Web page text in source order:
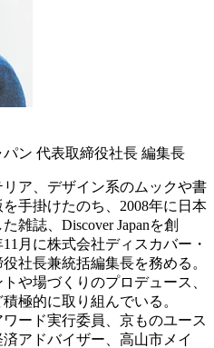
ン 代表取締役社長 編集長
ア、デザイン系のムックや書
手掛けたのち、2008年に日本
雑誌、Discover Japanを創
月に株式会社ディスカバー・
社長兼統括編集長を務める。
や場づくりのプロデュース、
極的に取り組んでいる。
ード実行委員、京ものユース
アドバイザー、高山市メイ